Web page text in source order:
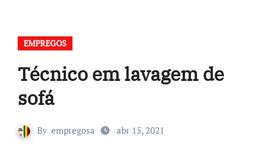
EMPREGOS
Técnico em lavagem de
sofá
By empregosa abr 15, 2021